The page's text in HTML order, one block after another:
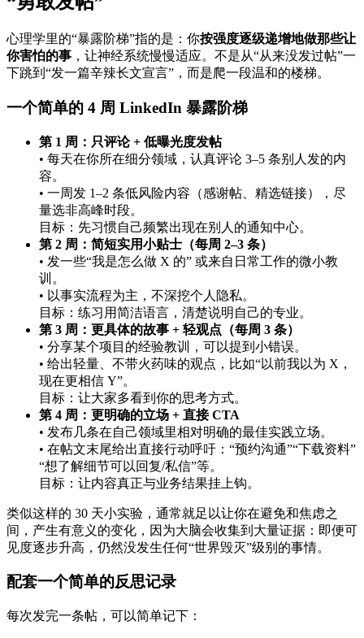
心理学里的“暴露阶梯”指的是：你按强度逐级递增地做那些让
你害怕的事 ，让神经系统慢慢适应。不是从“从来没发过帖”一
下跳到“发一篇辛辣长文宣言”，而是爬一段温和的楼梯。
一个简单的 4 周 LinkedIn 暴露阶梯
第 1 周：只评论 + 低曝光度发帖
• 每天在你所在细分领域，认真评论 3–5 条别人发的内
容。
• 一周发 1–2 条低风险内容（感谢帖、精选链接），尽
量选非高峰时段。
目标：先习惯自己频繁出现在别人的通知中心。
第 2 周：简短实用小贴士（每周 2–3 条）
• 发一些“我是怎么做 X 的” 或来自日常工作的微小教
训。
• 以事实流程为主，不深挖个人隐私。
目标：练习用简洁语言，清楚说明自己的专业。
第 3 周：更具体的故事 + 轻观点（每周 3 条）
• 分享某个项目的经验教训，可以提到小错误。
• 给出轻量、不带火药味的观点，比如“以前我以为 X，
现在更相信 Y”。
目标：让大家多看到你的思考方式。
第 4 周：更明确的立场 + 直接 CTA
• 发布几条在自己领域里相对明确的最佳实践立场。
• 在帖文末尾给出直接行动呼吁：“预约沟通”“下载资料”
“想了解细节可以回复/私信”等。
目标：让内容真正与业务结果挂上钩。
类似这样的 30 天小实验，通常就足以让你在避免和焦虑之
间，产生有意义的变化，因为大脑会收集到大量证据：即便可
见度逐步升高，仍然没发生任何“世界毁灭”级别的事情。
配套一个简单的反思记录
每次发完一条帖，可以简单记下：